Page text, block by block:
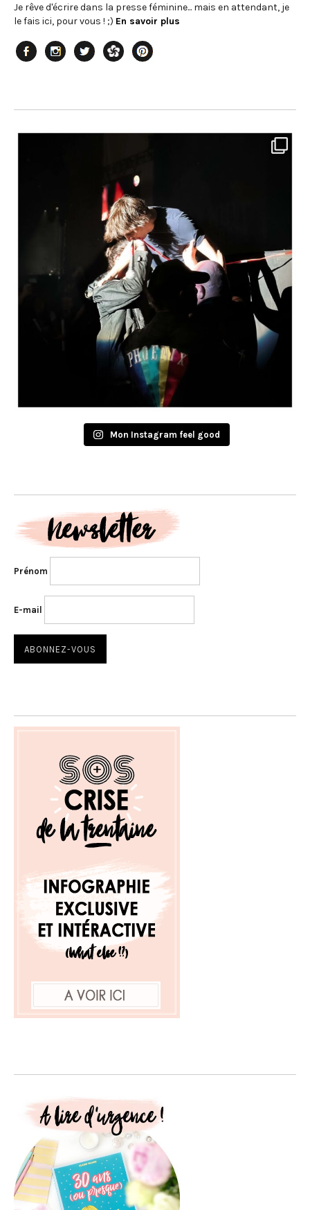
Je rêve d'écrire dans la presse féminine... mais en attendant, je
le fais ici, pour vous ! ;) En savoir plus
Mon Instagram feel good
Prénom
E-mail